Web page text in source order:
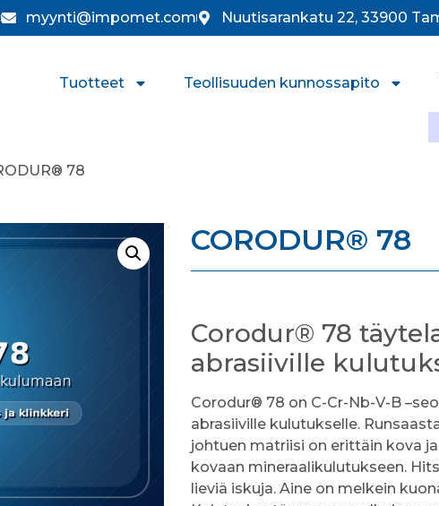
myynti@impomet.com Nuutisarankatu 22, 33900
Tuotteet Teollisuuden kunnossapito
78
CORODUR® 78
Corodur® 78
abrasiiville
Corodur® 78 on C-Cr-Nb-V-B
abrasiiville kulutukselle.
johtuen matriisi on erittäin kova
kovaan mineraalikulutukseen.
lieviä iskuja. Aine on melkein